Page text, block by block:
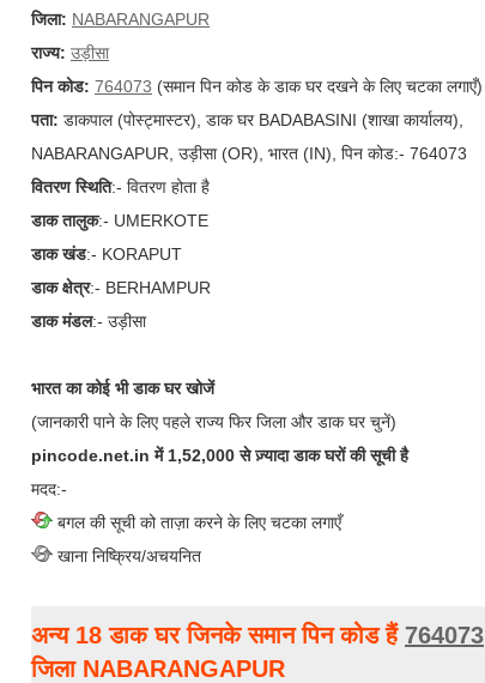
जिला: NABARANGAPUR
राज्य: उड़ीसा
पिन कोड: 764073 (समान पिन कोड के डाक घर दखने के लिए चटका लगाएँ)
पता: डाकपाल (पोस्ट्मास्टर), डाक घर BADABASINI (शाखा कार्यालय),
NABARANGAPUR, उड़ीसा (OR), भारत (IN), पिन कोड:- 764073
वितरण स्थिति:- वितरण होता है
डाक तालुक:- UMERKOTE
डाक खंड:- KORAPUT
डाक क्षेत्र:- BERHAMPUR
डाक मंडल:- उड़ीसा
भारत का कोई भी डाक घर खोजें
(जानकारी पाने के लिए पहले राज्य फिर जिला और डाक घर चुनें)
pincode.net.in में 1,52,000 से ज़्यादा डाक घरों की सूची है
मदद:-
बगल की सूची को ताज़ा करने के लिए चटका लगाएँ
खाना निष्क्रिय/अचयनित
अन्य 18 डाक घर जिनके समान पिन कोड हैं 764073
जिला NABARANGAPUR